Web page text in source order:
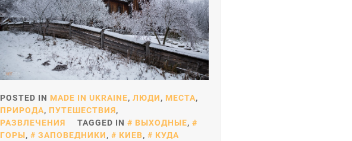
POSTED IN MADE IN UKRAINE, ЛЮДИ, МЕСТА,
ПРИРОДА, ПУТЕШЕСТВИЯ,
РАЗВЛЕЧЕНИЯ
TAGGED IN ВЫХОДНЫЕ,
ГОРЫ, ЗАПОВЕДНИКИ, КИЕВ,
КУДА